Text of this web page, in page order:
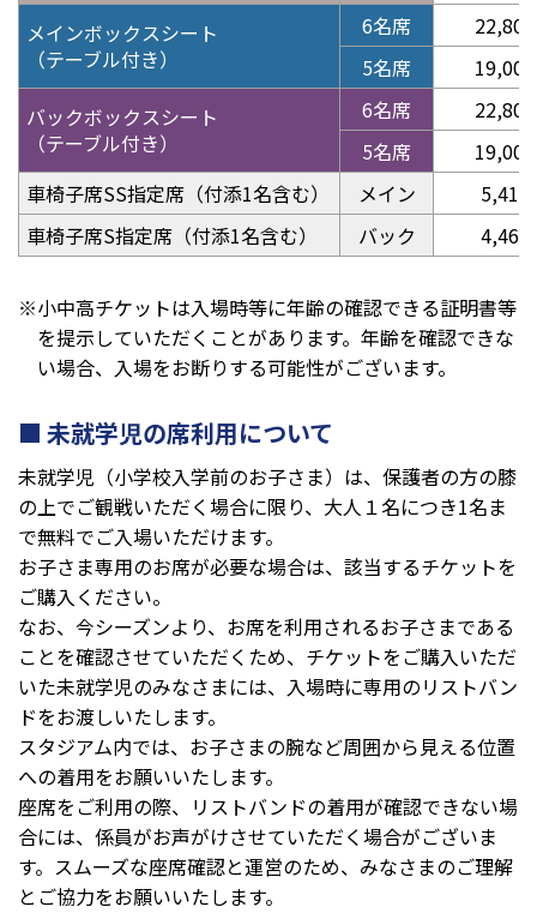
メインボックスシート
（テーブル付き）
6名席
5名席
バックボックスシート
（テーブル付き）
6名席
5名席
車椅子席SS指定席（付添1名含む）
メイン
5,415
車椅子席S指定席（付添1名含む）
バック 4,465
※小中高チケットは入場時等に年齢の確認できる証明書等
を提示していただくことがあります。年齢を確認できな
い場合、入場をお断りする可能性がございます。
未就学児の席利用について
未就学児（小学校入学前のお子さま）は、保護者の方の膝
の上でご観戦いただく場合に限り、大人１名につき1名ま
で無料でご入場いただけます。
お子さま専用のお席が必要な場合は、該当するチケットを
ご購入ください。
なお、今シーズンより、お席を利用されるお子さまである
ことを確認させていただくため、チケットをご購入いただ
いた未就学児のみなさまには、入場時に専用のリストバン
ドをお渡しいたします。
スタジアム内では、お子さまの腕など周囲から見える位置
への着用をお願いいたします。
座席をご利用の際、リストバンドの着用が確認できない場
合には、係員がお声がけさせていただく場合がございま
す。スムーズな座席確認と運営のため、みなさまのご理解
とご協力をお願いいたします。